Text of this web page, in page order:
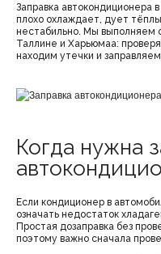
Заправка автокондиционера
плохо охлаждает, дует
нестабильно. Мы выполняем
Таллине и Харьюмаа:
находим утечки и
Когда нужна
Если кондиционер в
означать недостаток
Простая дозаправка без
поэтому важно сначала